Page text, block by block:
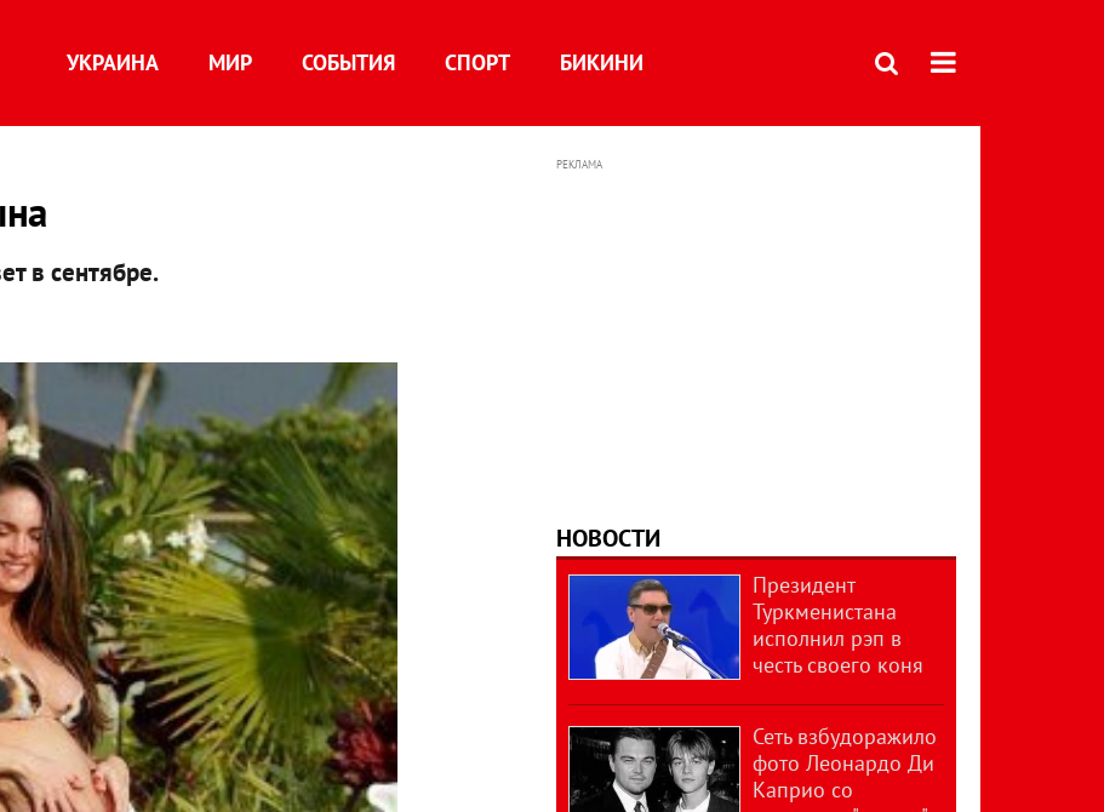
УКРАИНА МИР СОБЫТИЯ СПОРТ БИКИНИ
в сентябре.
РЕКЛАМА
НОВОСТИ
Президент
Туркменистана
исполнил рэп в
честь своего коня
Сеть взбудоражило
фото Леонардо Ди
Каприо со